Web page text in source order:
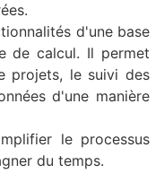
d'une base
de calcul. Il permet
projets, le suivi des
d'une manière
le processus
du temps.